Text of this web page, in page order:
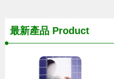
最新產品 Product